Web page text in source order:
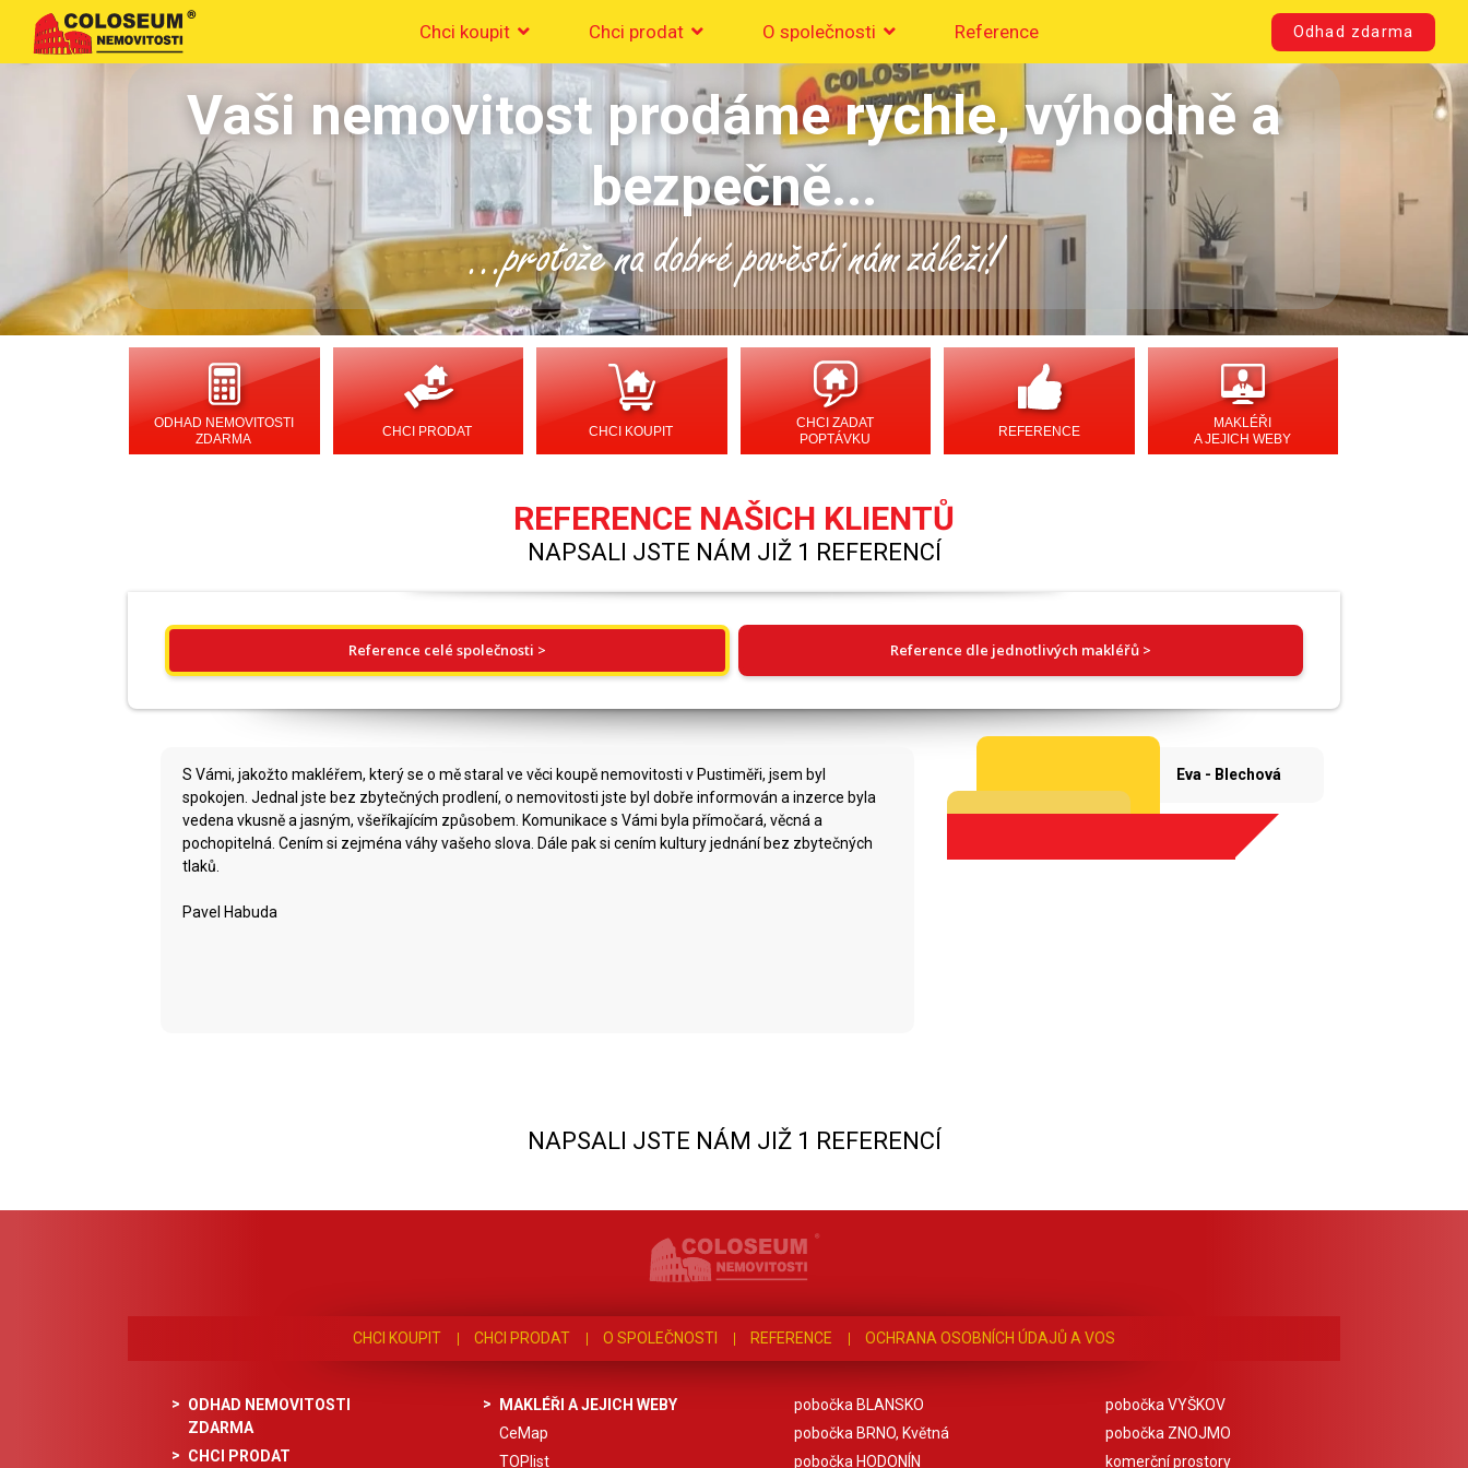
Chci koupit Chci prodat O společnosti Reference Odhad zdarma
Vaši nemovitost prodáme rychle, výhodně a
bezpečně...
...protože na dobré pověsti nám záleží!
ODHAD NEMOVITOSTI
ZDARMA
CHCI PRODAT CHCI KOUPIT
CHCI ZADAT
POPTÁVKU
REFERENCE
MAKLÉŘI
A JEJICH WEBY
REFERENCE NAŠICH KLIENTŮ
NAPSALI JSTE NÁM JIŽ 1 REFERENCÍ
Reference celé společnosti > Reference dle jednotlivých makléřů >
S Vámi, jakožto makléřem, který se o mě staral ve věci koupě nemovitosti v Pustiměři, jsem byl
spokojen. Jednal jste bez zbytečných prodlení, o nemovitosti jste byl dobře informován a inzerce byla
vedena vkusně a jasným, všeříkajícím způsobem. Komunikace s Vámi byla přímočará, věcná a
pochopitelná. Cením si zejména váhy vašeho slova. Dále pak si cením kultury jednání bez zbytečných
tlaků.
Pavel Habuda
Eva - Blechová
NAPSALI JSTE NÁM JIŽ 1 REFERENCÍ
CHCI KOUPIT CHCI PRODAT O SPOLEČNOSTI REFERENCE OCHRANA OSOBNÍCH ÚDAJŮ A VOS
ODHAD NEMOVITOSTI
ZDARMA
CHCI PRODAT
MAKLÉŘI A JEJICH WEBY
CeMap
TOPlist
pobočka BLANSKO
pobočka BRNO, Květná
pobočka HODONÍN
pobočka VYŠKOV
pobočka ZNOJMO
komerční prostory